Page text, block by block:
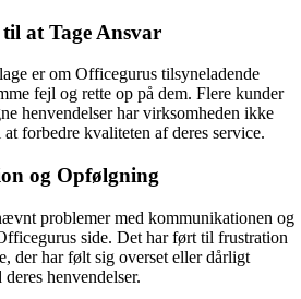
at Tage Ansvar
er om Officegurus tilsyneladende
fejl og rette op på dem. Flere kunder
henvendelser har virksomheden ikke
forbedre kvaliteten af deres service.
og Opfølgning
problemer med kommunikationen og
side. Det har ført til frustration
der har følt sig overset eller dårligt
henvendelser.